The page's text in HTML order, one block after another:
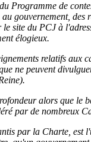
Programme de
gouvernement,
site du PCJ à
élogieux.
relatifs aux
ne peuvent
alors que
par de nombreux
par la Charte,